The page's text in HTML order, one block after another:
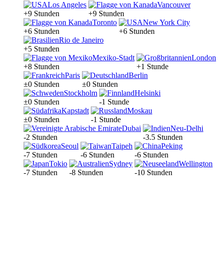
Los Angeles
+9 Stunden
Vancouver
+9 Stunden
Toronto
+6 Stunden
New York City
+6 Stunden
Rio de Janeiro
+5 Stunden
Mexiko-Stadt
+8 Stunden
London
+1 Stunde
Paris
±0 Stunden
Berlin
±0 Stunden
Stockholm
±0 Stunden
Helsinki
-1 Stunde
Kapstadt
±0 Stunden
Moskau
-1 Stunde
Dubai
-2 Stunden
Neu-Delhi
-3.5 Stunden
Seoul
-7 Stunden
Taipeh
-6 Stunden
Peking
-6 Stunden
Tokio
-7 Stunden
Sydney
-8 Stunden
Wellington
-10 Stunden